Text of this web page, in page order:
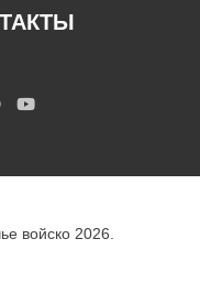
войско 2026.